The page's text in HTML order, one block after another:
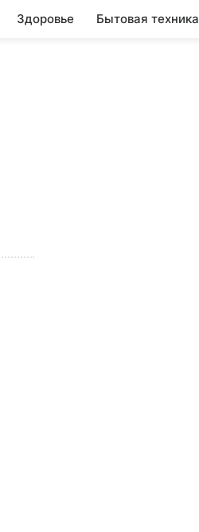
Здоровье Бытовая техника